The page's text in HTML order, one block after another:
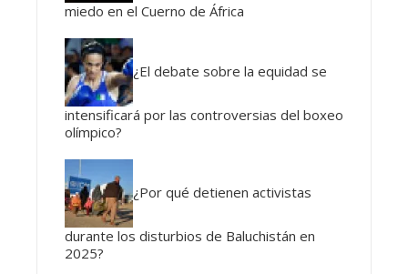
miedo en el Cuerno de África
¿El debate sobre la equidad se
intensificará por las controversias del boxeo
olímpico?
¿Por qué detienen activistas
durante los disturbios de Baluchistán en
2025?